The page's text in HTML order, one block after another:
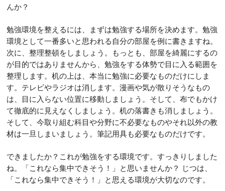
んか？
勉強環境を整えるには、まずは勉強する場所を決めます。勉強
環境として一番多いと思われる自分の部屋を例に書きますね。
次に、整理整頓をしましょう。もっとも、部屋を綺麗にするの
が目的ではありませんから、勉強をする体勢で目に入る範囲を
整理します。机の上は、本当に勉強に必要なものだけにしま
す。テレビやラジオは消します。漫画や気が散りそうなもの
は、目に入らない位置に移動しましょう。そして、布でもかけ
て徹底的に見えなくしましょう。机の落書きも消しましょう。
そして、今取り組む科目や分野に不必要なものやそれ以外の教
材は一旦しまいましょう。筆記用具も必要なものだけです。
できましたか？これが勉強をする環境です。すっきりしました
ね。「これなら集中できそう！」と思いませんか？ じつは、
「これなら集中できそう！」と思える環境が大切なのです。